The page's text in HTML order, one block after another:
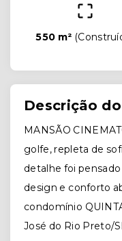
550 m² (
Descrição
MANSÃO
golfe, repleta de
detalhe foi
design e conforto
condomínio
José do Rio Preto/